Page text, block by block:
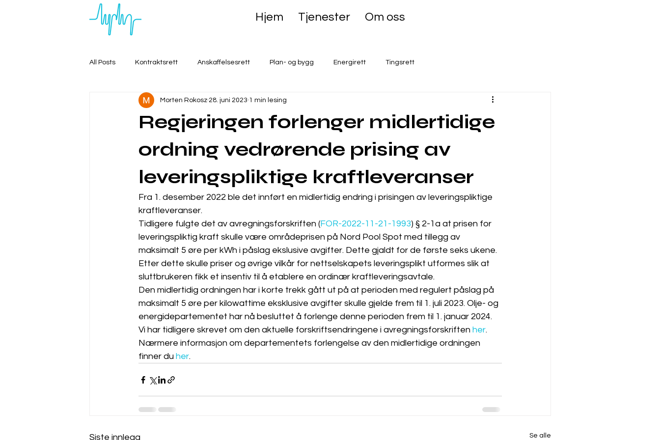
Hjem Tjenester Om oss
All Posts Kontraktsrett Anskaffelsesrett Plan- og bygg Energirett Tingsrett
Regjeringen forlenger midlertidige
ordning vedrørende prising av
leveringspliktige kraftleveranser
Morten Rokosz 28. juni 2023 1 min lesing
Fra 1. desember 2022 ble det innført en midlertidig endring i prisingen av leveringspliktige
kraftleveranser.
Tidligere fulgte det av avregningsforskriften (FOR-2022-11-21-1993) § 2-1a at prisen for
leveringspliktig kraft skulle være områdeprisen på Nord Pool Spot med tillegg av
maksimalt 5 øre per kWh i påslag ekslusive avgifter. Dette gjaldt for de første seks ukene.
Etter dette skulle priser og øvrige vilkår for nettselskapets leveringsplikt utformes slik at
sluttbrukeren fikk et insentiv til å etablere en ordinær kraftleveringsavtale.
Den midlertidig ordningen har i korte trekk gått ut på at perioden med regulert påslag på
maksimalt 5 øre per kilowattime eksklusive avgifter skulle gjelde frem til 1. juli 2023. Olje- og
energidepartementet har nå besluttet å forlenge denne perioden frem til 1. januar 2024.
Vi har tidligere skrevet om den aktuelle forskriftsendringene i avregningsforskriften her.
Nærmere informasjon om departementets forlengelse av den midlertidige ordningen
finner du her.
Siste innlegg Se alle